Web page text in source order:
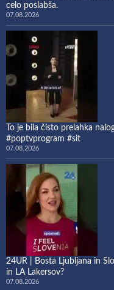
celo poslabša.
07.08.2026
To je bila čisto prelahka
#poptvprogram #sit
07.08.2026
24UR | Bosta Ljubljana in
in LA Lakersov?
07.08.2026